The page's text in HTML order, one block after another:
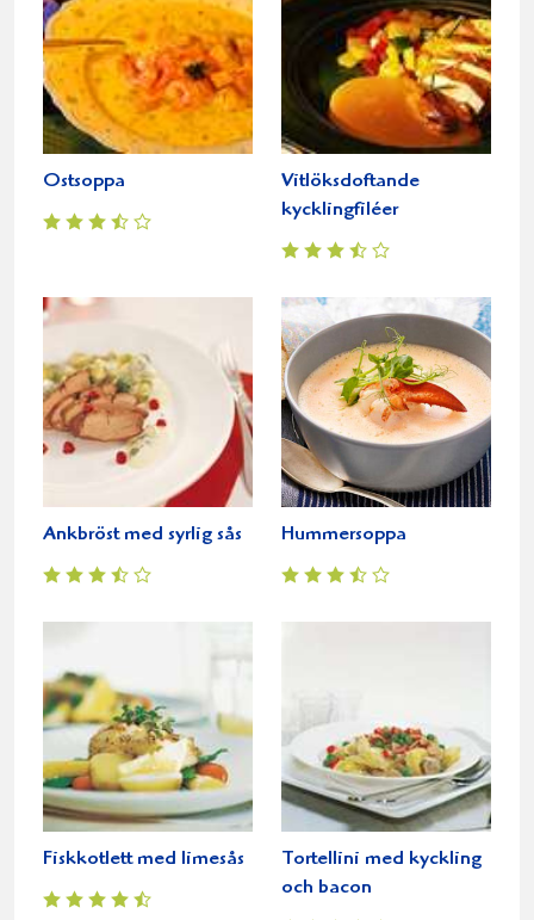
Ostsoppa
Vitlöksdoftande
kycklingfiléer
Ankbröst med syrlig sås Hummersoppa
Fiskkotlett med limesås
Tortellini med kyckling
och bacon